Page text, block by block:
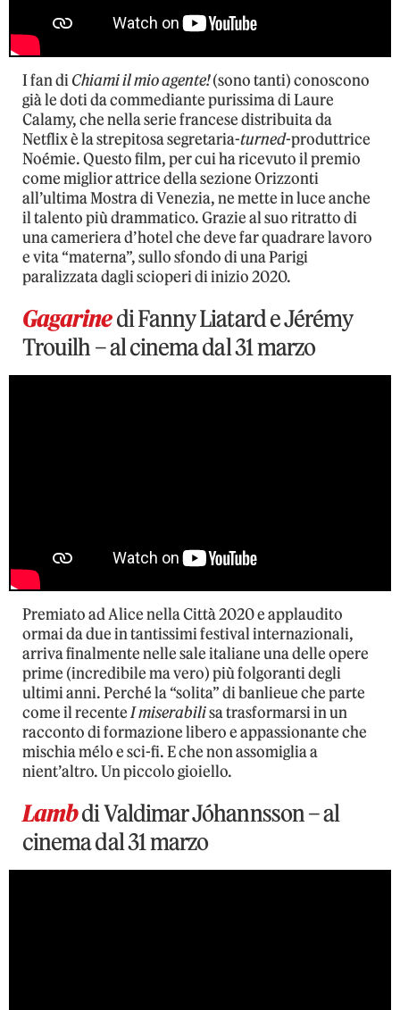
I fan diChiami il mio agente!(sono tanti) conoscono
già le doti da commediante purissima di Laure
Calamy, che nella serie francese distribuita da
Netflix è la strepitosa segretaria-turned-produttrice
Noémie. Questo film, per cui ha ricevuto il premio
come miglior attrice della sezione Orizzonti
all’ultima Mostra di Venezia, ne mette in luce anche
il talento più drammatico. Grazie al suo ritratto di
una cameriera d’hotel che deve far quadrare lavoro
e vita “materna”, sullo sfondo di una Parigi
paralizzata dagli scioperi di inizio 2020.
Gagarinedi Fanny Liatard e Jérémy
Trouilh – al cinema dal 31 marzo
Premiato ad Alice nella Città 2020 e applaudito
ormai da due in tantissimi festival internazionali,
arriva finalmente nelle sale italiane una delle opere
prime (incredibile ma vero) più folgoranti degli
ultimi anni. Perché la “solita” di banlieue che parte
come il recenteI miserabilisa trasformarsi in un
racconto di formazione libero e appassionante che
mischia mélo e sci-fi. E che non assomiglia a
nient’altro. Un piccolo gioiello.
Lambdi Valdimar Jóhannsson – al
cinema dal 31 marzo